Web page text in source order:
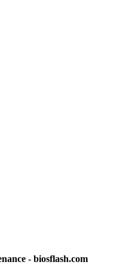
- biosflash.com